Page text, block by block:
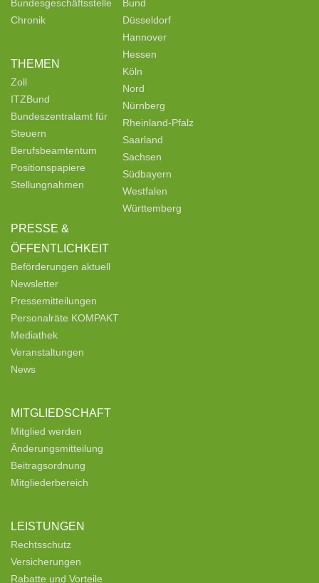
Bundesgeschäftsstelle
Chronik
THEMEN
Zoll
ITZBund
Bundeszentralamt für
Steuern
Berufsbeamtentum
Positionspapiere
Stellungnahmen
PRESSE &
ÖFFENTLICHKEIT
Beförderungen aktuell
Newsletter
Pressemitteilungen
Personalräte KOMPAKT
Mediathek
Veranstaltungen
News
MITGLIEDSCHAFT
Mitglied werden
Änderungsmitteilung
Beitragsordnung
Mitgliederbereich
LEISTUNGEN
Rechtsschutz
Versicherungen
Rabatte und Vorteile
Bund
Düsseldorf
Hannover
Hessen
Köln
Nord
Nürnberg
Rheinland-Pfalz
Saarland
Sachsen
Südbayern
Westfalen
Württemberg